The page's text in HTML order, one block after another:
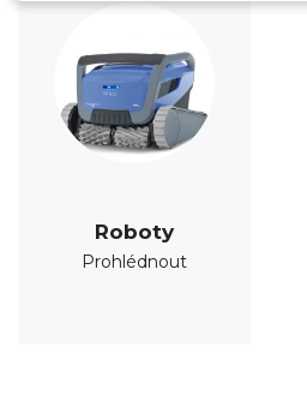
Roboty
Prohlédnout